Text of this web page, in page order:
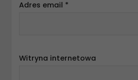
Adres email *
Witryna internetowa